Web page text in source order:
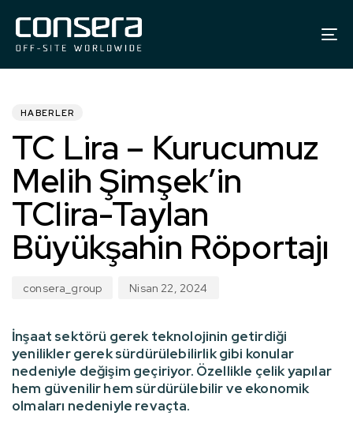
HABERLER
TC Lira – Kurucumuz
Melih Şimşek’in
TClira-Taylan
Büyükşahin Röportajı
consera_group Nisan 22, 2024
İnşaat sektörü gerek teknolojinin getirdiği
yenilikler gerek sürdürülebilirlik gibi konular
nedeniyle değişim geçiriyor. Özellikle çelik yapılar
hem güvenilir hem sürdürülebilir ve ekonomik
olmaları nedeniyle revaçta.